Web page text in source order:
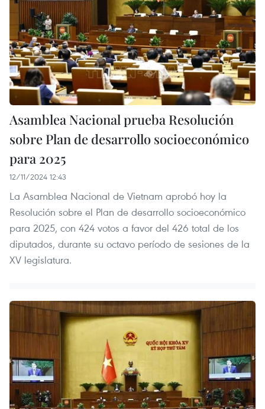
Asamblea Nacional prueba Resolución
sobre Plan de desarrollo socioeconómico
para 2025
12/11/2024 12:43
La Asamblea Nacional de Vietnam aprobó hoy la
Resolución sobre el Plan de desarrollo socioeconómico
para 2025, con 424 votos a favor del 426 total de los
diputados, durante su octavo período de sesiones de la
XV legislatura.